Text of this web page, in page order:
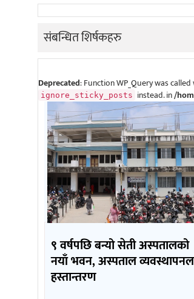
संबन्धित शिर्षकहरु
Deprecated: Function WP_Query was
ignore_sticky_posts instead. in/
९ वर्षपछि बन्यो सेती अस्पतालको
नयाँ भवन, अस्पताल
हस्तान्तरण